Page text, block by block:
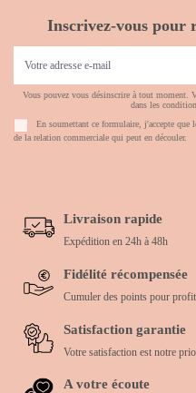
Inscrivez-vous pour
Vous pouvez vous désinscrire à tout moment.
dans les
En soumettant ce formulaire, j'accepte que
de la relation commerciale qui peut en découler.
Livraison rapide
Expédition en 24h à 48h
Fidélité récompensée
Cumuler des points pour
Satisfaction garantie
Votre satisfaction est notre
A votre écoute